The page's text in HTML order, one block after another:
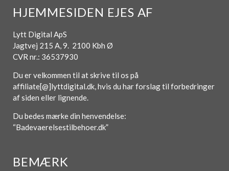
HJEMMESIDEN EJES AF
Lytt Digital ApS
Jagtvej 215 A, 9. 2100 Kbh Ø
CVR nr.: 36537930
Du er velkommen til at skrive til os på
affiliate[@]lyttdigital.dk, hvis du har forslag til forbedringer
af siden eller lignende.
Du bedes mærke din henvendelse:
“Badevaerelsestilbehoer.dk”
BEMÆRK